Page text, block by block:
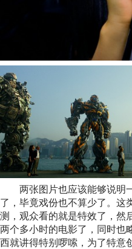
两张图片也应该能够说明
了，毕竟戏份也不算少了。这
测，观众看的就是特效了，然
两个多小时的电影了，同时也
西就讲得特别啰嗦，为了特意